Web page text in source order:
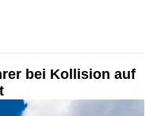
bei Kollision auf